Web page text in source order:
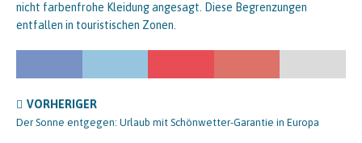
nicht farbenfrohe Kleidung angesagt. Diese Begrenzungen
entfallen in touristischen Zonen.
VORHERIGER
Der Sonne entgegen: Urlaub mit Schönwetter-Garantie in Europa